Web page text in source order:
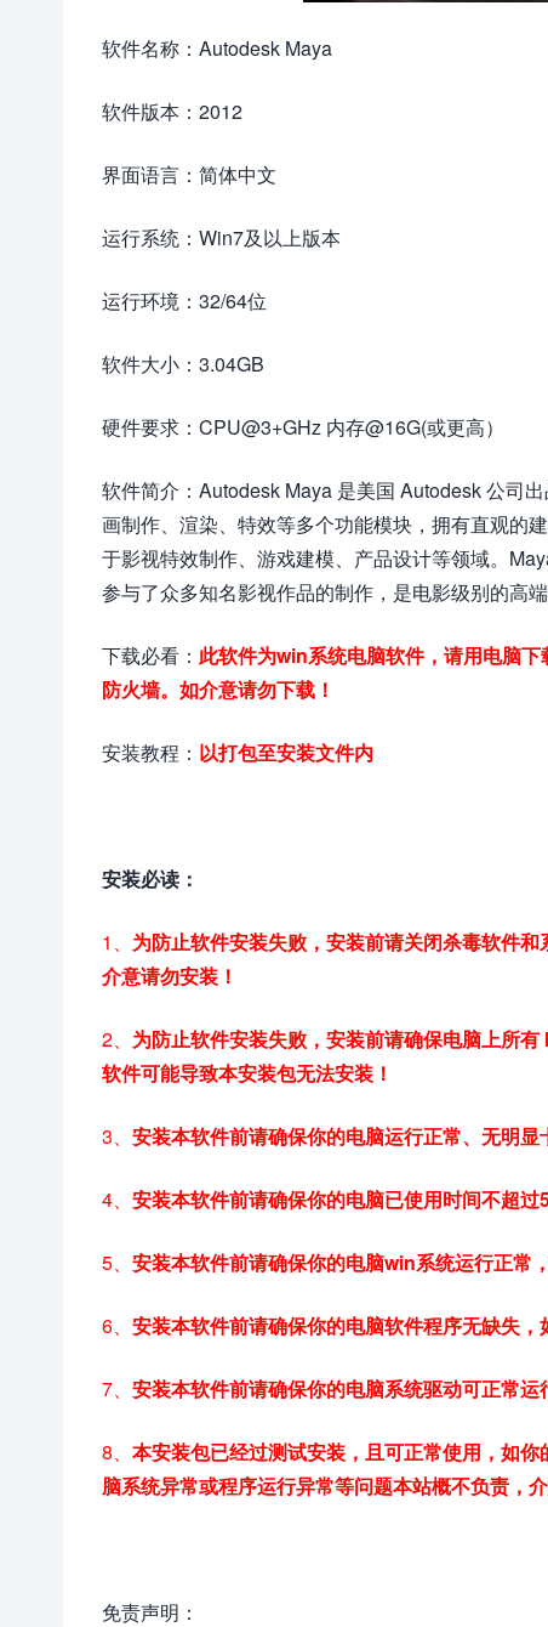
软件名称：Autodesk Maya
软件版本：2012
界面语言：简体中文
运行系统：Win7及以上版本
运行环境：32/64位
软件大小：3.04GB
硬件要求：CPU@3+GHz 内存@16G(或更高）
软件简介：Autodesk Maya 是美国 Autodesk 公司
画制作、渲染、特效等多个功能模块，拥有直观的
于影视特效制作、游戏建模、产品设计等领域。
参与了众多知名影视作品的制作，是电影级别的高端
下载必看： 此软件为win系统电脑软件，请用电脑
防火墙。如介意请勿下载！
安装教程： 以打包至安装文件内
安装必读：
1、 为防止软件安装失败，安装前请关闭杀毒软件
介意请勿安装！
2、 为防止软件安装失败，安装前请确保电脑上所
软件可能导致本安装包无法安装！
3、 安装本软件前请确保你的电脑运行正常、无明显
4、 安装本软件前请确保你的电脑已使用时间不超过
5、 安装本软件前请确保你的电脑win系统运行正常
6、 安装本软件前请确保你的电脑软件程序无缺失
7、 安装本软件前请确保你的电脑系统驱动可正常
8、 本安装包已经过测试安装，且可正常使用，如
脑系统异常或程序运行异常等问题本站概不负责，
免责声明：